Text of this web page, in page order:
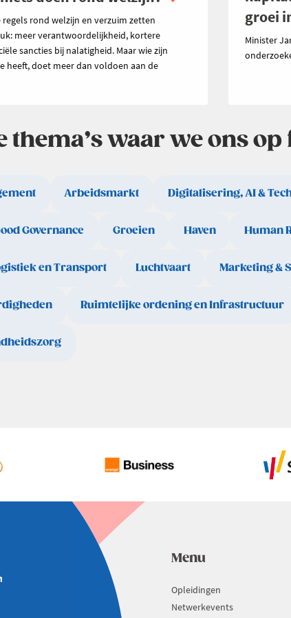
regels rond welzijn en verzuim zetten
meer verantwoordelijkheid, kortere
sancties bij nalatigheid. Maar wie zijn
heeft, doet meer dan voldoen aan de
groei
Minister
thema’s waar we ons op
Arbeidsmarkt Digitalisering, AI &
Governance Groeien Haven Human
en Transport Luchtvaart Marketing &
Ruimtelijke ordening en Infrastructuur
Menu
Opleidingen
Netwerkevents